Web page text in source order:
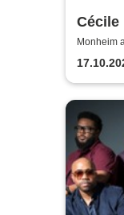
Cécile
Snap
Monheim